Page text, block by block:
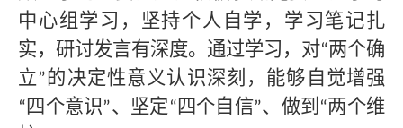
中心组学习，坚持个人自学，学习笔记扎
实，研讨发言有深度。通过学习，对“两个确
立”的决定性意义认识深刻，能够自觉增强
“四个意识”、坚定“四个自信”、做到 “两个维